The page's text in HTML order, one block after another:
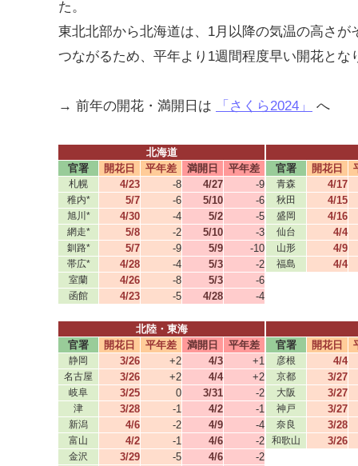
た。
東北北部から北海道は、1月以降の気温の高さが
つながるため、平年より1週間程度早い開花とな
→ 前年の開花・満開日は 「さくら2024」 へ
北海道
官署
開花日 平年差 満開日 平年差
札幌 4/23 -8 4/27 -9
稚内* 5/7 -6 5/10 -6
旭川* 4/30 -4 5/2 -5
網走* 5/8 -2 5/10 -3
釧路* 5/7 -9 5/9 -10
帯広* 4/28 -4 5/3 -2
室蘭 4/26 -8 5/3 -6
函館 4/23 -5 4/28 -4
官署 開花日
青森 4/17
秋田 4/15
盛岡 4/16
仙台 4/4
山形 4/9
福島 4/4
北陸・東海
官署
開花日 平年差 満開日 平年差
静岡 3/26 +2 4/3 +1
名古屋 3/26 +2 4/4 +2
岐阜 3/25 0 3/31 -2
津 3/28 -1 4/2 -1
新潟 4/6 -2 4/9 -4
富山 4/2 -1 4/6 -2
金沢 3/29 -5 4/6 -2
官署 開花日
彦根 4/4
京都 3/27
大阪 3/27
神戸 3/27
奈良 3/28
和歌山 3/26